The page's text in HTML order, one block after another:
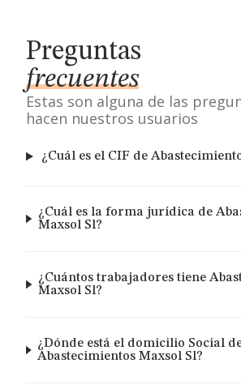
Preguntas
frecuentes
Estas son alguna de las
hacen nuestros usuarios
¿Cuál es el CIF de
¿Cuál es la forma jurídica de
Maxsol Sl?
¿Cuántos trabajadores tiene
Maxsol Sl?
¿Dónde está el domicilio Social
Abastecimientos Maxsol Sl?